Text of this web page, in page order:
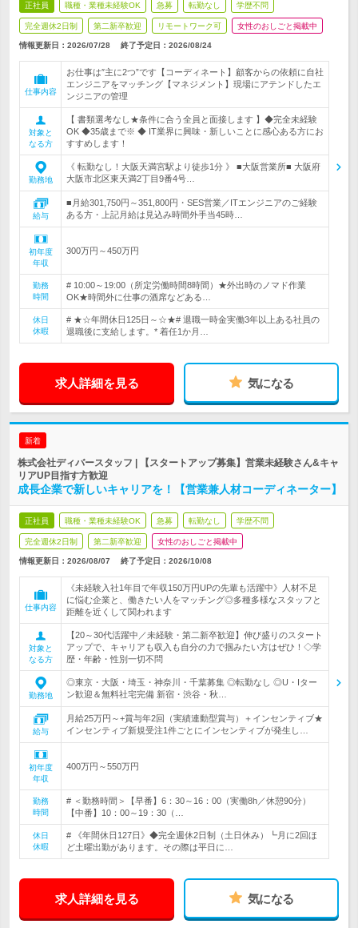
正社員 職種・業種未経験OK 急募 転勤なし 学歴不問
完全週休2日制 第二新卒歓迎 リモートワーク可 女性のおしごと掲載中
情報更新日：2026/07/28 終了予定日： 2026/08/24
仕事内容
お仕事は″主に2つ”です【コーディネート】顧客からの依頼に自社
エンジニアをマッチング【マネジメント】現場にアテンドしたエ
ンジニアの管理
対象と
なる方
【 書類選考なし★条件に合う全員と面接します 】◆完全未経験
OK ◆35歳まで※ ◆ IT業界に興味・新しいことに感心ある方にお
すすめします！
勤務地
《 転勤なし！大阪天満宮駅より徒歩1分 》 ■大阪営業所■ 大阪府
大阪市北区東天満2丁目9番4号…
給与
■月給301,750円～351,800円・SES営業／ITエンジニアのご経験
ある方・上記月給は見込み時間外手当45時…
初年度
年収
300万円～450万円
勤務
時間
# 10:00～19:00（所定労働時間8時間）★外出時のノマド作業
OK★時間外に仕事の酒席などある…
休日
休暇
# ★☆年間休日125日～☆★# 退職一時金実働3年以上ある社員の
退職後に支給します。* 着任1か月…
求人詳細を見る 気になる
新着
株式会社ディバースタッフ | 【スタートアップ募集】営業未経験さん&キャ
リアUP目指す方歓迎
成長企業で新しいキャリアを！【営業兼人材コーディネーター】
正社員 職種・業種未経験OK 急募 転勤なし 学歴不問
完全週休2日制 第二新卒歓迎 女性のおしごと掲載中
情報更新日：2026/08/07 終了予定日： 2026/10/08
仕事内容
《未経験入社1年目で年収150万円UPの先輩も活躍中》人材不足
に悩む企業と、働きたい人をマッチング◎多種多様なスタッフと
距離を近くして関われます
対象と
なる方
【20～30代活躍中／未経験・第二新卒歓迎】伸び盛りのスタート
アップで、キャリアも収入も自分の力で掴みたい方はぜひ！◇学
歴・年齢・性別一切不問
勤務地
◎東京・大阪・埼玉・神奈川・千葉募集 ◎転勤なし ◎U・Iター
ン歓迎＆無料社宅完備 新宿・渋谷・秋…
給与
月給25万円～+賞与年2回（実績連動型賞与）＋インセンティブ★
インセンティブ新規受注1件ごとにインセンティブが発生し…
初年度
年収
400万円～550万円
勤務
時間
# ＜勤務時間＞【早番】6：30～16：00（実働8h／休憩90分）
【中番】10：00～19：30（…
休日
休暇
# 《年間休日127日》◆完全週休2日制（土日休み）┗月に2回ほ
ど土曜出勤があります。その際は平日に…
求人詳細を見る 気になる